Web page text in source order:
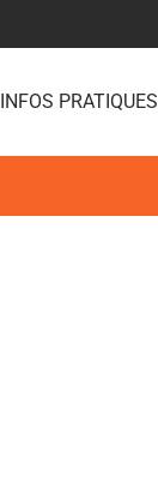
INFOS PRATIQUES